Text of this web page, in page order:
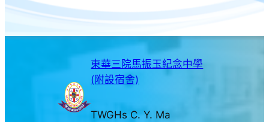
東華三院馬振玉紀念中學
(附設宿舍)
TWGHs C. Y. Ma